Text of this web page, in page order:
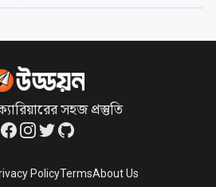
সহজ প্রস্তুতি
Facebook
Instagram
TwitterGitHub
PolicyTermsAbout Us